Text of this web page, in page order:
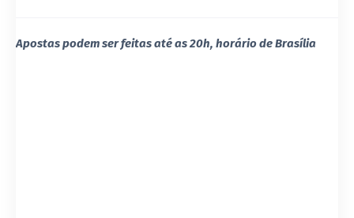
Apostas podem ser feitas até as 20h, horário de Brasília